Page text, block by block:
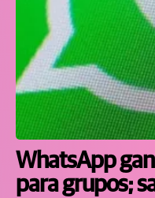
WhatsApp
para grupos;